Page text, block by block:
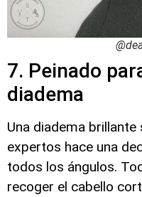
7. Peinado
diadema
Una diadema
expertos hace una
todos los ángulos.
recoger el cabello